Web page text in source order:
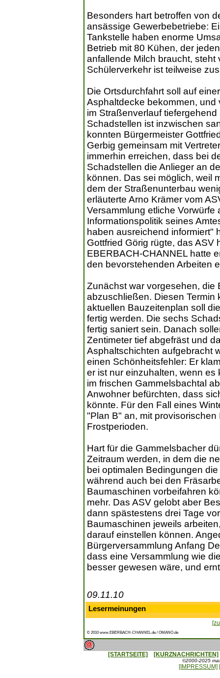
Besonders hart betroffen von
ansässige Gewerbebetriebe:
Tankstelle haben enorme
Betrieb mit 80 Kühen, der
anfallende Milch braucht,
Schülerverkehr ist teilweise
Die Ortsdurchfahrt soll auf
Asphaltdecke bekommen,
im Straßenverlauf
Schadstellen ist inzwischen
konnten Bürgermeister
Gerbig gemeinsam mit
immerhin erreichen, dass bei
Schadstellen die Anlieger an
können. Das sei möglich, weil
dem der Straßenunterbau
erläuterte Arno Krämer vom
Versammlung etliche
Informationspolitik seines
haben ausreichend informiert"
Gottfried Görig rügte, das ASV
EBERBACH-CHANNEL hatte
den bevorstehenden Arbeiten
Zunächst war vorgesehen, die
abzuschließen. Diesen Termin
aktuellen Bauzeitenplan soll
fertig werden. Die sechs
fertig saniert sein. Danach
Zentimeter tief abgefräst und
Asphaltschichten aufgebracht
einen Schönheitsfehler: Er
er ist nur einzuhalten, wenn
im frischen Gammelsbachtal
Anwohner befürchten, dass
könnte. Für den Fall eines
"Plan B" an, mit
Frostperioden.
Hart für die Gammelsbacher
Zeitraum werden, in dem die
bei optimalen Bedingungen
während auch bei den
Baumaschinen vorbeifahren
mehr. Das ASV gelobt aber
dann spästestens drei Tage
Baumaschinen jeweils
darauf einstellen können.
Bürgerversammlung Anfang
dass eine Versammlung wie
besser gewesen wäre, und
09.11.10
Lesermeinungen
© 2010 www.EBERBACH-CHANNEL.de / OMANO.de
[STARTSEITE] [KURZNACHRICHTEN]
©2000-2025
[IMPRESSUM]